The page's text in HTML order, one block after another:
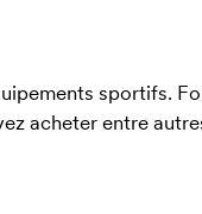
sportifs.
acheter entre